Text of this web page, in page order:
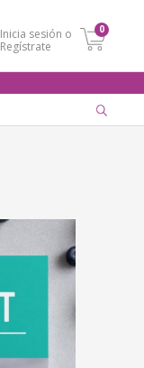
Inicia sesión o
Regístrate
0